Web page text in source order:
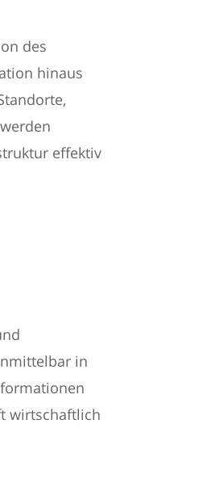
des
hinaus
effektiv
in
wirtschaftlich